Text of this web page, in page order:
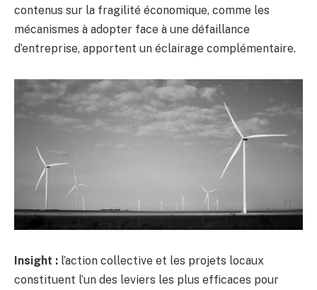
contenus sur la fragilité économique, comme les
mécanismes à adopter face à une défaillance
d’entreprise, apportent un éclairage complémentaire.
Insight : l’action collective et les projets locaux
constituent l’un des leviers les plus efficaces pour